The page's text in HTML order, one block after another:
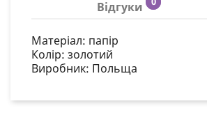
Відгуки
Матеріал: папір
Колір: золотий
Виробник: Польща